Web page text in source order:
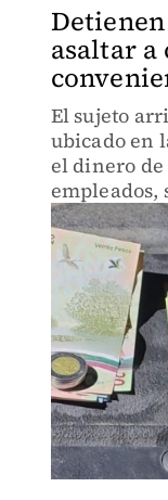
asaltar a
El sujeto
ubicado en
el dinero de
pidió apoyo